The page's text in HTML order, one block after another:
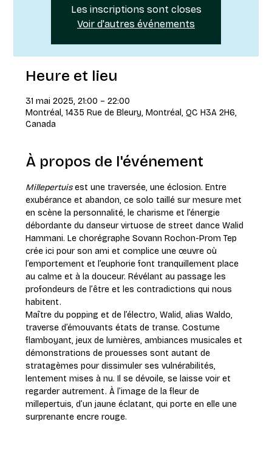
Les inscriptions sont closes
Voir d'autres événements
Heure et lieu
31 mai 2025, 21:00 – 22:00
Montréal, 1435 Rue de Bleury, Montréal, QC H3A 2H6,
Canada
À propos de l'événement
Millepertuis est une traversée, une éclosion. Entre
exubérance et abandon, ce solo taillé sur mesure met
en scène la personnalité, le charisme et l’énergie
débordante du danseur virtuose de street dance Walid
Hammani. Le chorégraphe Sovann Rochon-Prom Tep
crée ici pour son ami et complice une œuvre où
l’emportement et l’euphorie font tranquillement place
au calme et à la douceur. Révélant au passage les
profondeurs de l’être et les contradictions qui nous
habitent.
Maître du popping et de l’électro, Walid, alias Waldo,
traverse d’émouvants états de transe. Costume
flamboyant, jeux de lumières, ambiances musicales et
démonstrations de prouesses sont autant de
stratagèmes pour dissimuler ses vulnérabilités,
lentement mises à nu. Il se dévoile, se laisse voir et
regarder autrement. À l’image de la fleur de
millepertuis, d’un jaune éclatant, qui porte en elle une
surprenante encre rouge.